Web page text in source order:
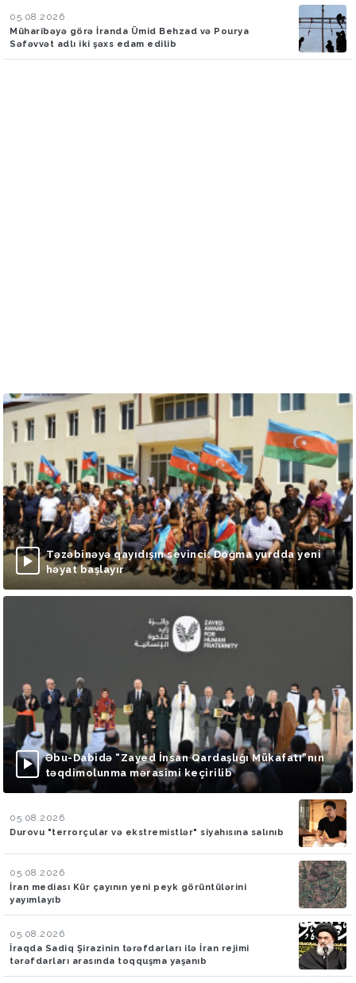
05.08.2026
Müharibəyə görə İranda Ümid Behzad və Pourya
Səfəvvət adlı iki şəxs edam edilib
Təzəbinəyə qayıdışın sevinci: Doğma yurdda yeni
həyat başlayır
Əbu-Dabidə “Zayed İnsan Qardaşlığı Mükafatı”nın
təqdimolunma mərasimi keçirilib
05.08.2026
Durovu "terrorçular və ekstremistlər" siyahısına salınıb
05.08.2026
İran mediası Kür çayının yeni peyk görüntülərini
yayımlayıb
05.08.2026
İraqda Sadiq Şirazinin tərəfdarları ilə İran rejimi
tərəfdarları arasında toqquşma yaşanıb